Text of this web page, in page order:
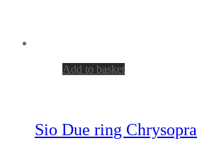
Add to basket
Sio Due ring